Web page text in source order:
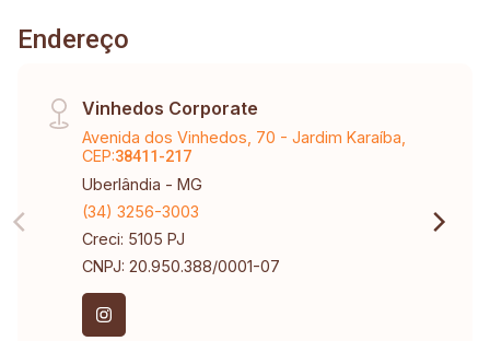
Endereço
Vinhedos Corporate
Avenida dos Vinhedos, 70 - Jardim Karaíba,
CEP:38411-217
Uberlândia - MG
(34) 3256-3003
Creci: 5105 PJ
CNPJ: 20.950.388/0001-07